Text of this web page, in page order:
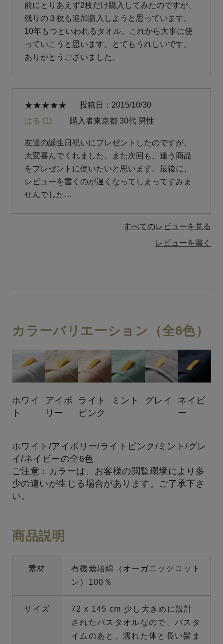
前にとりあえず2枚だけ購入してみたのですが、
残りの３枚も追加購入しようと思っています。
10年もつといわれるタオル、これから大事に使
っていこうと思います。とてもうれしいです。
ありがとうございました。
はる 1 購入者東京都 30代 男性
投稿日 2015/10/30
友達の誕生日祝いにプレゼントしたのですが、
大変喜んでくれました。また次回も、違う商品
をプレゼントに使いたいと思います。最後に、
レビューを書くのが遅くなってしまってすみま
せんでした…
すべてのレビューを見る
レビューを書く
カラーバリエーション（全6色）
ホワイ
ト
アイボ
リー
ライト
ピンク
ミント グレイ
ネイビ
ー
ホワイト/アイボリー/ライトピンク/ミント/グレ
イ/ネイビーの全6色
ご注意：カラーは、お客様の閲覧環境により多
少の違いが生じる場合があります。ご了承下さ
い。
商品説明
素材
有機栽培綿（オーガニックコット
ン）100％
サイズ
72 x 145 cm 少し大きめに設計
されたバスタオルなので、バスタ
イムのあと、濡れた体と長い髪ま